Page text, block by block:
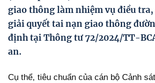
Phát triển kinh tế tư nhân và doanh
Ocop và chuỗi giá trị Nông sản
giao thông làm nhiệm vụ điều
giải quyết tai nạn giao thông
định tại Thông tư 72/2024/TT-
an.
Cụ thể, tiêu chuẩn của cán bộ Cảnh